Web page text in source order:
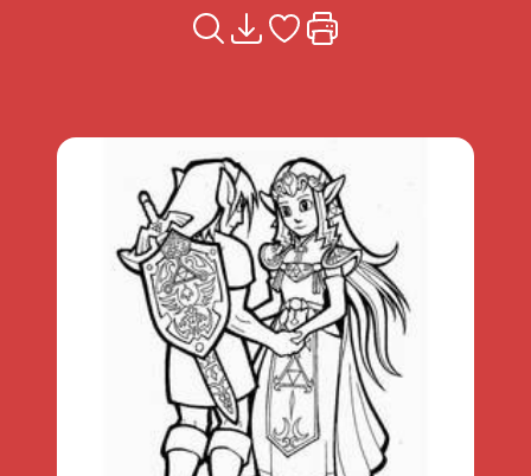
Voir la fiche
Télécharger
Ajouter à mes coups de
Imprimer